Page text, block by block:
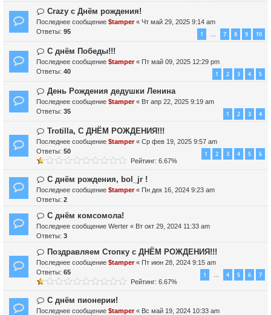
Crazy с Днём рождения!
Последнее сообщение $tamper« Чт май 29, 2025 9:14 am
Ответы: 95 1 … 7 8 9 10
С днём Победы!!!
Последнее сообщение $tamper« Пт май 09, 2025 12:29 pm
Ответы: 40 1 2 3 4 5
День Рождения дедушки Ленина
Последнее сообщение $tamper« Вт апр 22, 2025 9:19 am
Ответы: 35 1 2 3 4
Trotilla, С ДНЁМ РОЖДЕНИЯ!!!
Последнее сообщение $tamper« Ср фев 19, 2025 9:57 am
Ответы: 50 1 2 3 4 5 6
Рейтинг: 6.67%
С днём рождения, bol_jr !
Последнее сообщение $tamper« Пн дек 16, 2024 9:23 am
Ответы: 2
С днём комсомола!
Последнее сообщение Werter « Вт окт 29, 2024 11:33 am
Ответы: 3
Поздравляем Стопку с ДНЁМ РОЖДЕНИЯ!!!
Последнее сообщение $tamper« Пт июн 28, 2024 9:15 am
Ответы: 65 1 … 4 5 6 7
Рейтинг: 6.67%
С днём пионерии!
Последнее сообщение $tamper« Вс май 19, 2024 10:33 am